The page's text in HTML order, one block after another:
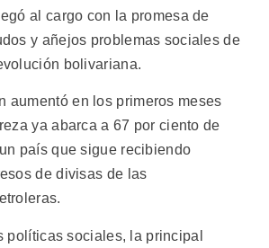
al cargo con la promesa de
y añejos problemas sociales de
bolivariana.
aumentó en los primeros meses
ya abarca a 67 por ciento de
país que sigue recibiendo
de divisas de las
políticas sociales, la principal